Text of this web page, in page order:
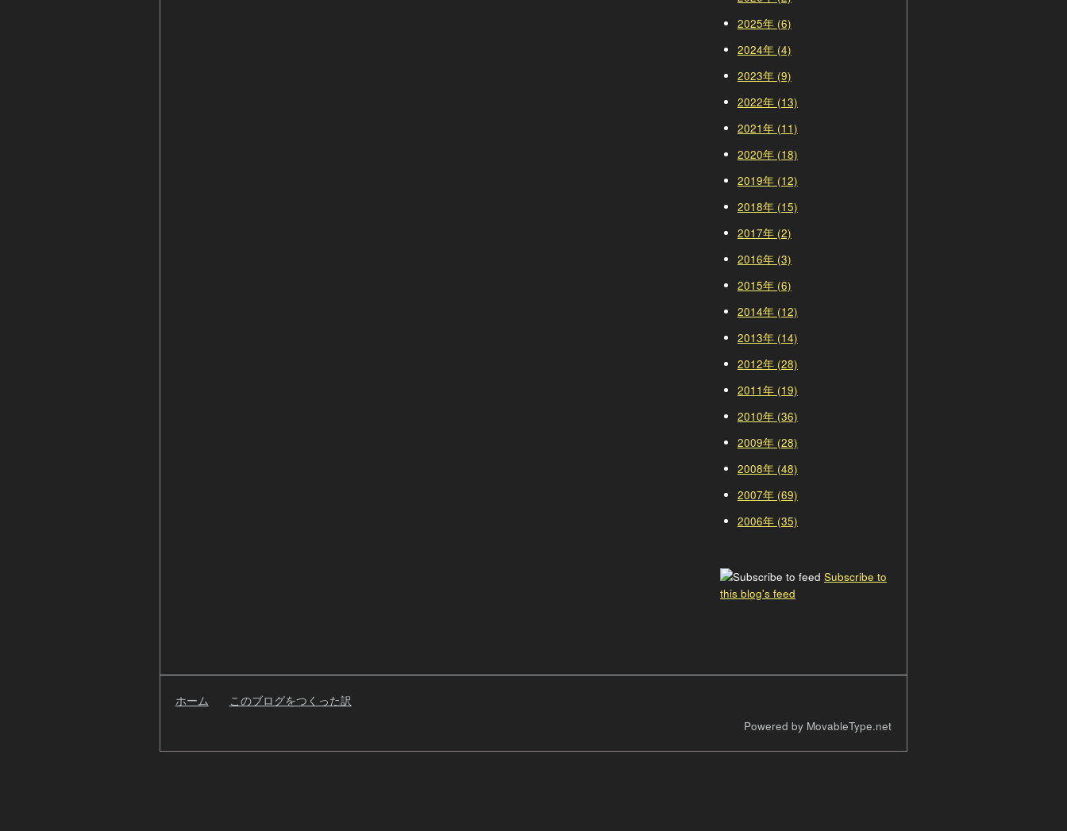
2025年 (6)
2024年 (4)
2023年 (9)
2022年 (13)
2021年 (11)
2020年 (18)
2019年 (12)
2018年 (15)
2017年 (2)
2016年 (3)
2015年 (6)
2014年 (12)
2013年 (14)
2012年 (28)
2011年 (19)
2010年 (36)
2009年 (28)
2008年 (48)
2007年 (69)
2006年 (35)
Subscribe to
this blog's feed
ホーム
このブログをつくった訳
自
Powered by MovableType.net